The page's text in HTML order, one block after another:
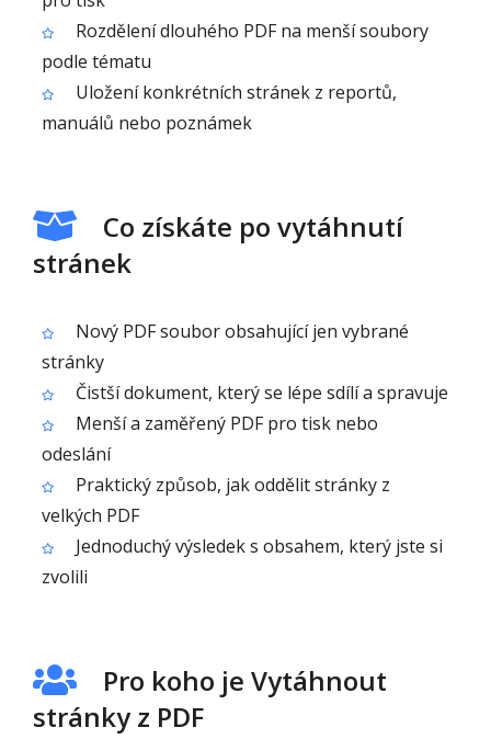
Rozdělení dlouhého PDF na menší soubory
podle tématu
Uložení konkrétních stránek z reportů,
manuálů nebo poznámek
Co získáte po vytáhnutí
stránek
Nový PDF soubor obsahující jen vybrané
stránky
Čistší dokument, který se lépe sdílí a spravuje
Menší a zaměřený PDF pro tisk nebo
odeslání
Praktický způsob, jak oddělit stránky z
velkých PDF
Jednoduchý výsledek s obsahem, který jste si
zvolili
Pro koho je Vytáhnout
stránky z PDF